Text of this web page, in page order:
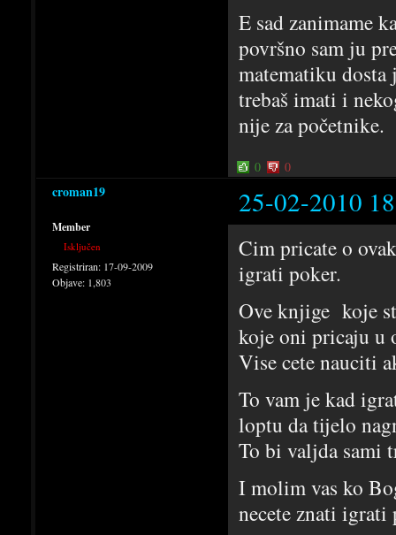
E sad zanimame
površno sam ju
matematiku
trebaš imati i
nije za početnike.
0 0
croman19 25-02-2010
Member
Isključen
Registriran: 17-09-2009
Objave: 1,803
Cim pricate o
igrati poker.
Ove knjige koje
koje oni pricaju u
Vise cete nauciti
To vam je kad
loptu da tijelo
To bi valjda sami
I molim vas ko
necete znati igrati